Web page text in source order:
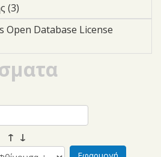
(3)
filter
Open Database License
filter
↓